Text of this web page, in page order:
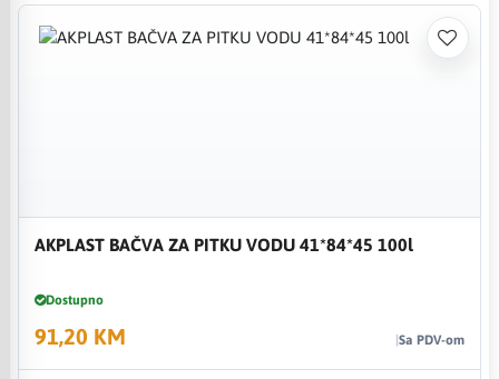
AKPLAST BAČVA ZA PITKU VODU 41*84*45 100l
Dostupno
91,20 KM Sa PDV-om